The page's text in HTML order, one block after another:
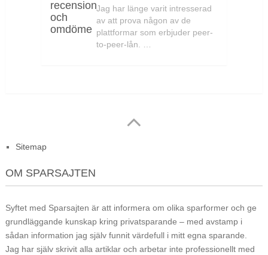
Jag har länge varit intresserad
av att prova någon av de
plattformar som erbjuder peer-
to-peer-lån. …
Sitemap
OM SPARSAJTEN
Syftet med Sparsajten är att informera om olika sparformer och ge
grundläggande kunskap kring privatsparande – med avstamp i
sådan information jag själv funnit värdefull i mitt egna sparande.
Jag har själv skrivit alla artiklar och arbetar inte professionellt med